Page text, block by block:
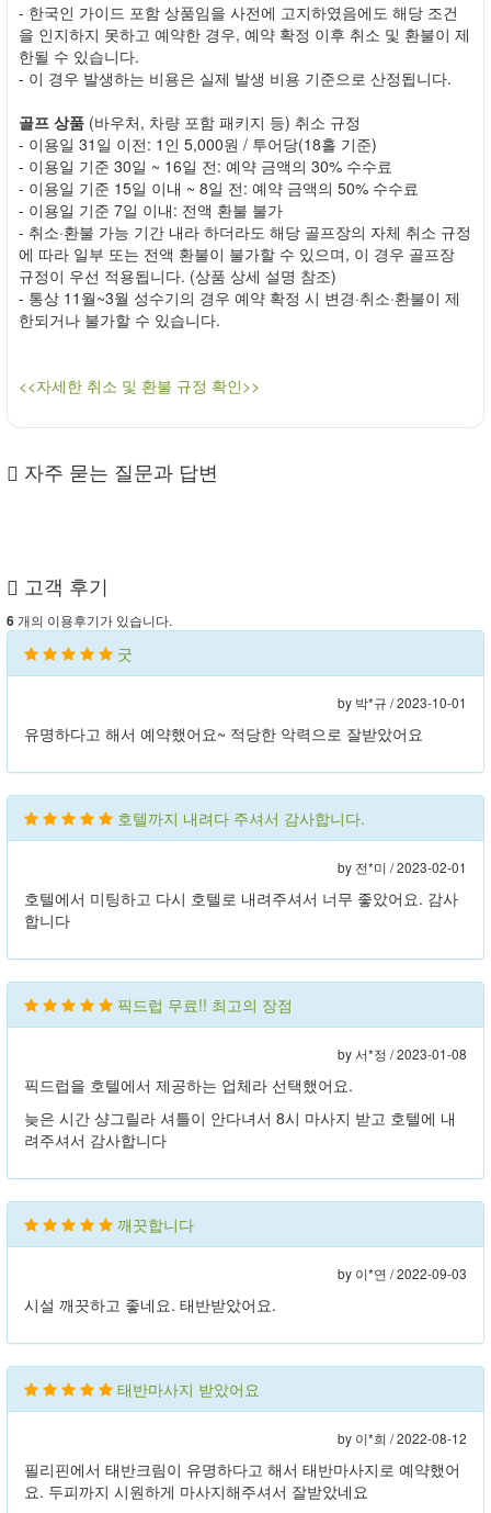
- 한국인 가이드 포함 상품임을 사전에 고지하였음에도 해당 조건
을 인지하지 못하고 예약한 경우, 예약 확정 이후 취소 및 환불이 제
한될 수 있습니다.
- 이 경우 발생하는 비용은 실제 발생 비용 기준으로 산정됩니다.
골프 상품 (바우처, 차량 포함 패키지 등) 취소 규정
- 이용일 31일 이전: 1인 5,000원 / 투어당(18홀 기준)
- 이용일 기준 30일 ~ 16일 전: 예약 금액의 30% 수수료
- 이용일 기준 15일 이내 ~ 8일 전: 예약 금액의 50% 수수료
- 이용일 기준 7일 이내: 전액 환불 불가
- 취소·환불 가능 기간 내라 하더라도 해당 골프장의 자체 취소 규정
에 따라 일부 또는 전액 환불이 불가할 수 있으며, 이 경우 골프장
규정이 우선 적용됩니다. (상품 상세 설명 참조)
- 통상 11월~3월 성수기의 경우 예약 확정 시 변경·취소·환불이 제
한되거나 불가할 수 있습니다.
<<자세한 취소 및 환불 규정 확인>>
자주 묻는 질문과 답변
고객 후기
6 개의 이용후기가 있습니다.
굿
by 박*규 /2023-10-01
유명하다고 해서 예약했어요~ 적당한 악력으로 잘받았어요
호텔까지 내려다 주셔서 감사합니다.
by 전*미 /2023-02-01
호텔에서 미팅하고 다시 호텔로 내려주셔서 너무 좋았어요. 감사
합니다
픽드럽 무료!! 최고의 장점
by 서*정 /2023-01-08
픽드럽을 호텔에서 제공하는 업체라 선택했어요.
늦은 시간 샹그릴라 셔틀이 안다녀서 8시 마사지 받고 호텔에 내
려주셔서 감사합니다
깨끗합니다
by 이*연 /2022-09-03
시설 깨끗하고 좋네요. 태반받았어요.
태반마사지 받았어요
by 이*희 /2022-08-12
필리핀에서 태반크림이 유명하다고 해서 태반마사지로 예약했어
요. 두피까지 시원하게 마사지해주셔서 잘받았네요